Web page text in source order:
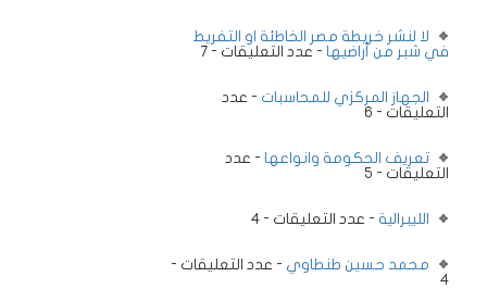
لا لنشر خريطة مصر الخاطئة او التفريط
في شبر من أراضيها - عدد التعليقات - 7
الجهاز المركزي للمحاسبات - عدد
التعليقات - 6
تعريف الحكومة وانواعها - عدد
التعليقات - 5
الليبرالية - عدد التعليقات - 4
محمد حسين طنطاوي - عدد التعليقات -
4